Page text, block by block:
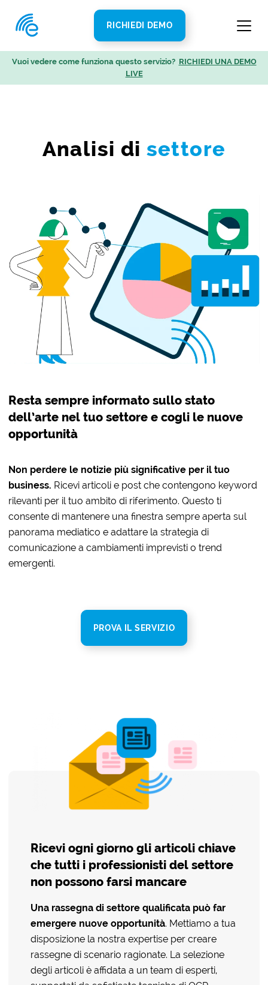
RICHIEDI DEMO
Analisi di settore
Resta sempre informato sullo stato
dell’arte nel tuo settore e cogli le nuove
opportunità
Non perdere le notizie più significative per il tuo
business. Ricevi articoli e post che contengono keyword
rilevanti per il tuo ambito di riferimento. Questo ti
consente di mantenere una finestra sempre aperta sul
panorama mediatico e adattare la strategia di
comunicazione a cambiamenti imprevisti o trend
emergenti.
PROVA IL SERVIZIO
Ricevi ogni giorno gli articoli chiave
che tutti i professionisti del settore
non possono farsi mancare
Una rassegna di settore qualificata può far
emergere nuove opportunità. Mettiamo a tua
disposizione la nostra expertise per creare
rassegne di scenario ragionate. La selezione
degli articoli è affidata a un team di esperti,
Vuoi vedere come funziona questo servizio? RICHIEDI UNA DEMO
LIVE